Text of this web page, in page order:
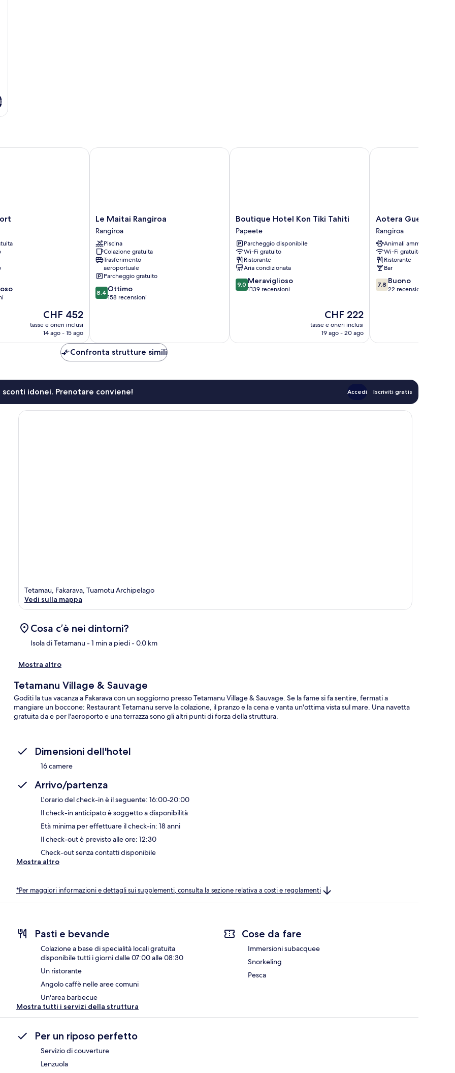
Il
prezzo
attuale
CHF 452
CHF 452
tasse e oneri inclusi
14 ago - 15 ago
Le
Maitai
Rangiroa
Rangiroa
Le Maitai Rangiroa
Rangiroa
Piscina
Colazione gratuita
Trasferimento
aeroportuale
Parcheggio gratuito
8.4
su
8.4 Ottimo
158 recensioni
Le Maitai Rangiroa
Boutique
Hotel
Kon
Tiki
Tahiti
Papeete
Boutique Hotel Kon Tiki Tahiti
Papeete
Parcheggio disponibile
Wi-Fi gratuito
Ristorante
Aria condizionata
9.0
su
9.0 Meraviglioso
1’139 recensioni
Il
prezzo
attuale
CHF 222
tasse e oneri inclusi
19 ago - 20 ago
Boutique Hotel Kon Tiki Tahiti
Aotera
Guest
House
Rangiroa
Aotera Guest House
Rangiroa
Animali ammessi
Wi-Fi gratuito
Ristorante
Bar
7.8
su
7.8 Buono
22 recensioni
Aotera Guest House
Confronta strutture simili
idonei. Prenotare conviene! Accedi Iscriviti gratis
Tetamau, Fakarava, Tuamotu Archipelago
Vedi sulla mappa
Cosa c’è nei dintorni?
Isola di Tetamanu- 1 min a piedi- 0.0 km
Mostra altro
Tetamanu Village & Sauvage
Goditi la tua vacanza a Fakarava con un soggiorno presso Tetamanu Village & Sauvage. Se la fame si fa sentire, fermati a
mangiare un boccone: Restaurant Tetamanu serve la colazione, il pranzo e la cena e vanta un'ottima vista sul mare. Una navetta
gratuita da e per l'aeroporto e una terrazza sono gli altri punti di forza della struttura.
Dimensioni dell'hotel
16 camere
Arrivo/partenza
L'orario del check-in è il seguente: 16:00-20:00
Il check-in anticipato è soggetto a disponibilità
Età minima per effettuare il check-in: 18 anni
Il check-out è previsto alle ore: 12:30
Check-out senza contatti disponibile
Mostra altro
*Per maggiori informazioni e dettagli sui supplementi, consulta la sezione relativa a costi e regolamenti
Pasti e bevande
Colazione a base di specialità locali gratuita
disponibile tutti i giorni dalle 07:00 alle 08:30
Un ristorante
Angolo caffè nelle aree comuni
Un'area barbecue
Cose da fare
Immersioni subacquee
Snorkeling
Pesca
Mostra tutti i servizi della struttura
Per un riposo perfetto
Servizio di couverture
Lenzuola